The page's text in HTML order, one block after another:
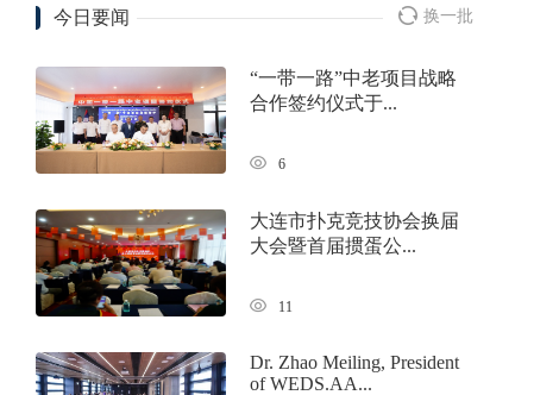
今日要闻 换一批
“一带一路”中老项目战略
合作签约仪式于...
6
大连市扑克竞技协会换届
大会暨首届掼蛋公...
11
Dr. Zhao Meiling, President
of WEDS.AA...